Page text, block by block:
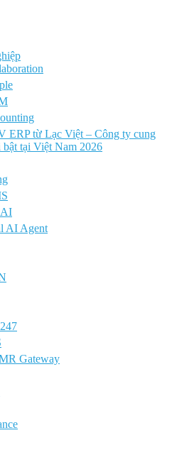
ERP từ Lạc Việt – Công ty cung
bật tại Việt Nam 2026
AI Agent
Gateway